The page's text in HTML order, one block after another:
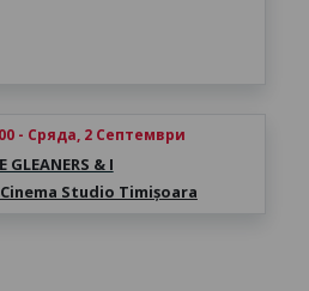
- Сряда, 2 Септември
GLEANERS & I
Cinema Studio Timișoara